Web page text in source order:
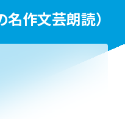
作文芸朗読）